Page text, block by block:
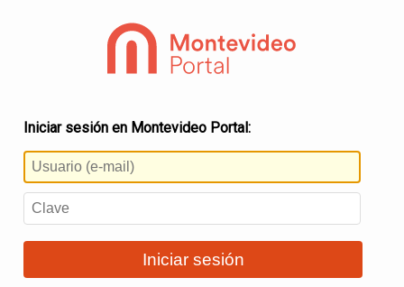
Iniciar sesión en Montevideo Portal:
Iniciar sesión